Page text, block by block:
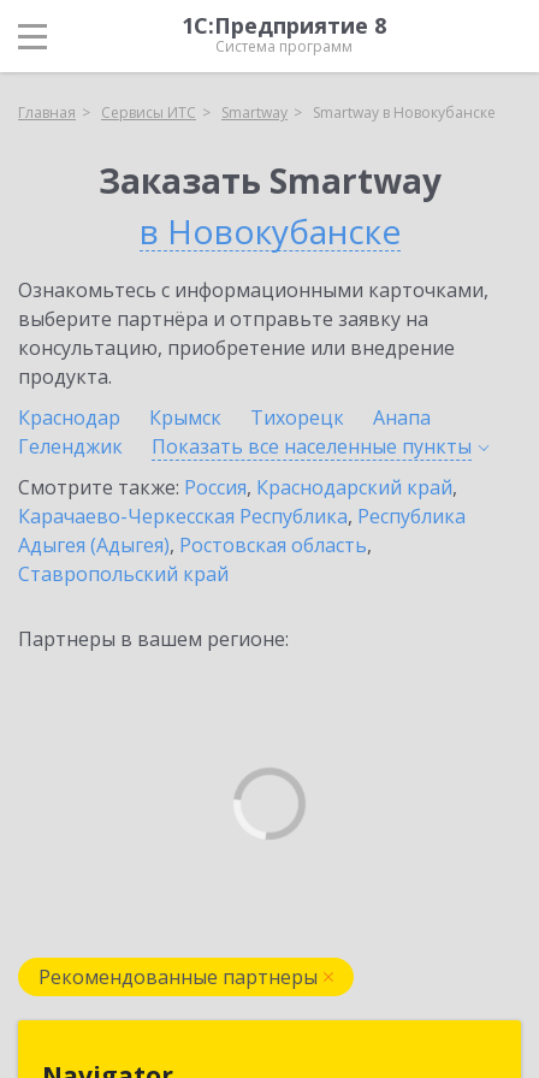
1С:Предприятие 8
Система программ
Главная Сервисы ИТС Smartway Smartway в Новокубанске
Заказать Smartway
в Новокубанске
Ознакомьтесь с информационными карточками,
выберите партнёра и отправьте заявку на
консультацию, приобретение или внедрение
продукта.
Краснодар
Крымск Тихорецк
Анапа
Геленджик
Показать все населенные пункты
Смотрите также: Россия, Краснодарский край,
Карачаево-Черкесская Республика, Республика
Адыгея (Адыгея), Ростовская область,
Ставропольский край
Партнеры в вашем регионе:
Рекомендованные партнеры